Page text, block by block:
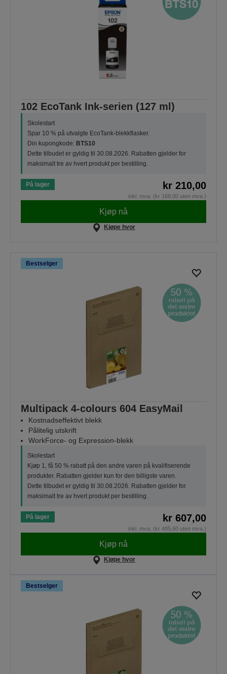
102 EcoTank Ink-serien (127 ml)
Skolestart
Spar 10 % på utvalgte EcoTank-blekkflasker.
Din kupongkode: BTS10
Dette tilbudet er gyldig til 30.08.2026. Rabatten gjelder for
maksimalt tre av hvert produkt per bestilling.
På lager kr 210,00
inkl. mva. (kr 168,00 uten mva.)
Kjøp nå
Kjøpe hvor
Bestselger
Multipack 4-colours 604 EasyMail
Kostnadseffektivt blekk
Pålitelig utskrift
WorkForce- og Expression-blekk
Skolestart
Kjøp 1, få 50 % rabatt på den andre varen på kvalifiserende
produkter. Rabatten gjelder kun for den billigste varen.
Dette tilbudet er gyldig til 30.08.2026. Rabatten gjelder for
maksimalt tre av hvert produkt per bestilling.
På lager kr 607,00
inkl. mva. (kr 485,60 uten mva.)
Kjøp nå
Kjøpe hvor
Bestselger